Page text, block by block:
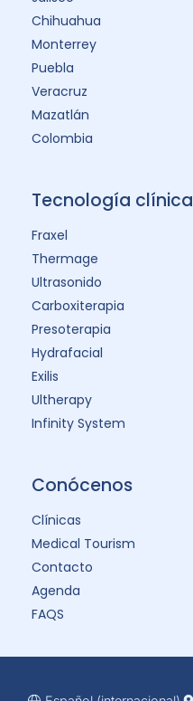
Chihuahua
Monterrey
Puebla
Veracruz
Mazatlán
Colombia
Tecnología clínica
Fraxel
Thermage
Ultrasonido
Carboxiterapia
Presoterapia
Hydrafacial
Exilis
Ultherapy
Infinity System
Conócenos
Clínicas
Medical Tourism
Contacto
Agenda
FAQS